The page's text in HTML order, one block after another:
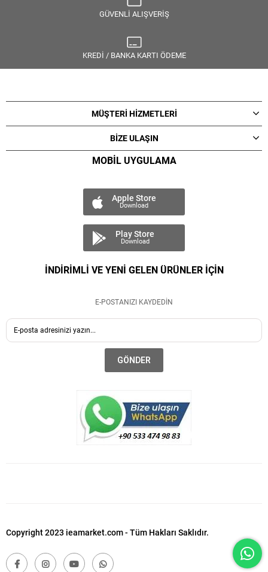
GÜVENLİ ALIŞVERİŞ
KREDİ / BANKA KARTI ÖDEME
MÜŞTERİ HİZMETLERİ
BİZE ULAŞIN
MOBİL UYGULAMA
Apple Store
Download
Play Store
Download
İNDİRİMLİ VE YENİ GELEN ÜRÜNLER İÇİN
E-POSTANIZI KAYDEDİN
GÖNDER
Copyright 2023 ieamarket.com - Tüm Hakları Saklıdır.